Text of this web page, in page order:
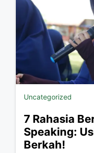
Uncategorized
7 Rahasia
Speaking:
Berkah!